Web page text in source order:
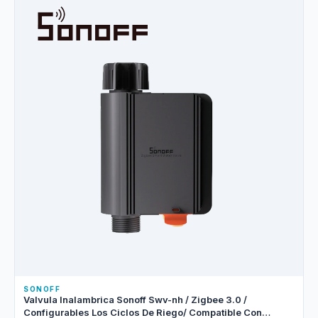
SONOFF
Valvula Inalambrica Sonoff Swv-nh / Zigbee 3.0 /
Configurables Los Ciclos De Riego/ Compatible Con